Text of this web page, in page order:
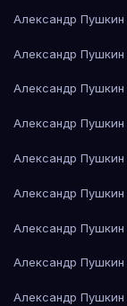
Александр
Александр
Александр
Александр
Александр
Александр
Александр
Александр
Александр